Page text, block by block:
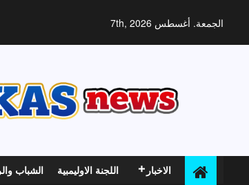
الجمعة. أغسطس 7th, 2026
الاخبار اللجنة الاوليمبية الشباب